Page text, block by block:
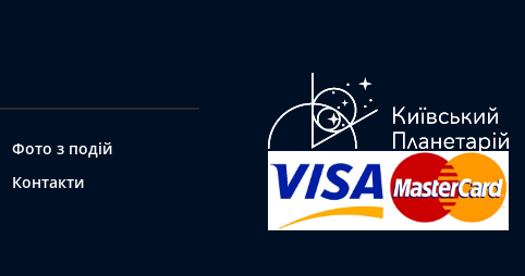
Фото з подій
Контакти